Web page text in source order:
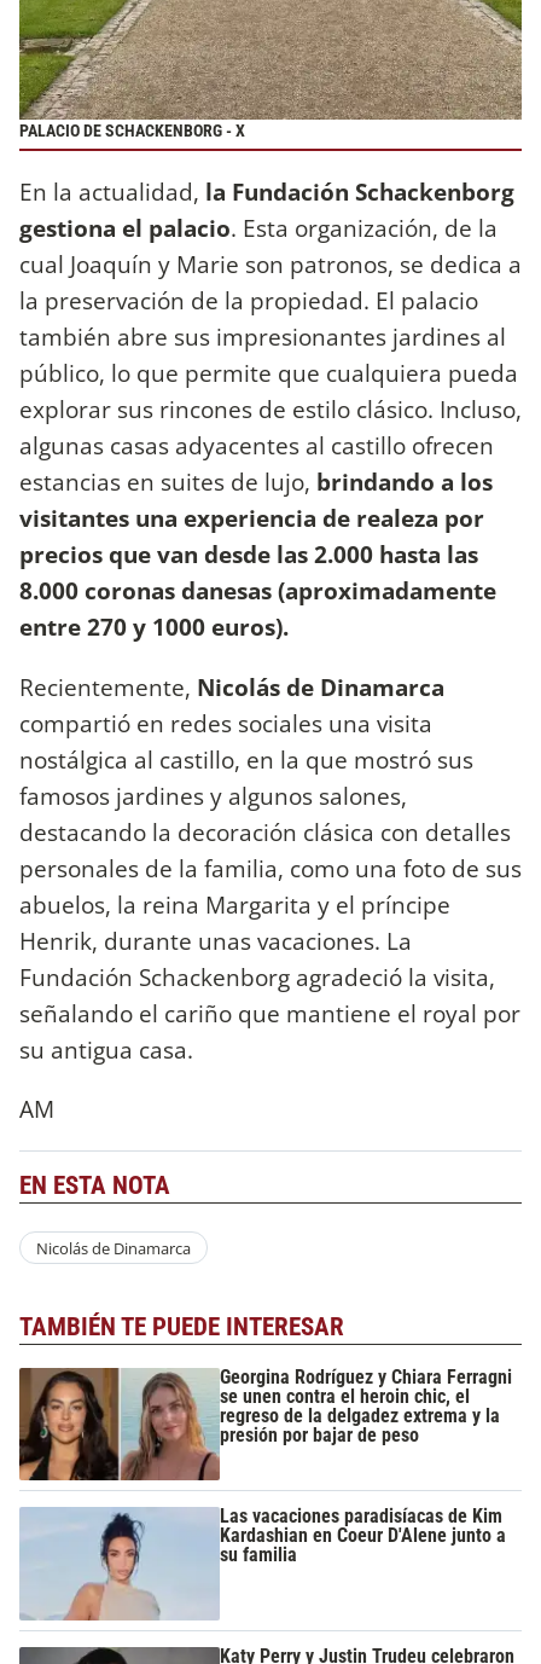
PALACIO DE SCHACKENBORG - X
En la actualidad, la Fundación Schackenborg
gestiona el palacio. Esta organización, de la
cual Joaquín y Marie son patronos, se dedica a
la preservación de la propiedad. El palacio
también abre sus impresionantes jardines al
público, lo que permite que cualquiera pueda
explorar sus rincones de estilo clásico. Incluso,
algunas casas adyacentes al castillo ofrecen
estancias en suites de lujo, brindando a los
visitantes una experiencia de realeza por
precios que van desde las 2.000 hasta las
8.000 coronas danesas (aproximadamente
entre 270 y 1000 euros).
Recientemente, Nicolás de Dinamarca
compartió en redes sociales una visita
nostálgica al castillo, en la que mostró sus
famosos jardines y algunos salones,
destacando la decoración clásica con detalles
personales de la familia, como una foto de sus
abuelos, la reina Margarita y el príncipe
Henrik, durante unas vacaciones. La
Fundación Schackenborg agradeció la visita,
señalando el cariño que mantiene el royal por
su antigua casa.
AM
EN ESTA NOTA
Nicolás de Dinamarca
TAMBIÉN TE PUEDE INTERESAR
Georgina Rodríguez y Chiara Ferragni
se unen contra el heroin chic, el
regreso de la delgadez extrema y la
presión por bajar de peso
Las vacaciones paradisíacas de Kim
Kardashian en Coeur D'Alene junto a
su familia
Katy Perry y Justin Trudeu celebraron